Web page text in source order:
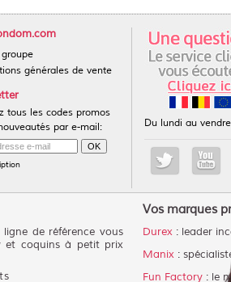
générales de vente
tous les codes promos
par e-mail:
Du lundi au
de référence vous
et coquins à petit prix
Vos marques
Durex : leader
Manix :
Fun Factory : le